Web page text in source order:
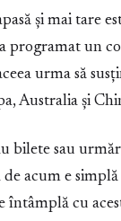
și mai tare
programat un
urma să
Australia și
bilete sau
acum e simplă
întâmplă cu